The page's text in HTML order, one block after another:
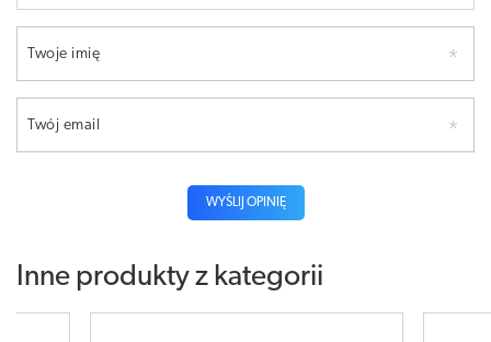
Twoje imię
Twój email
WYŚLIJ OPINIĘ
Inne produkty z kategorii